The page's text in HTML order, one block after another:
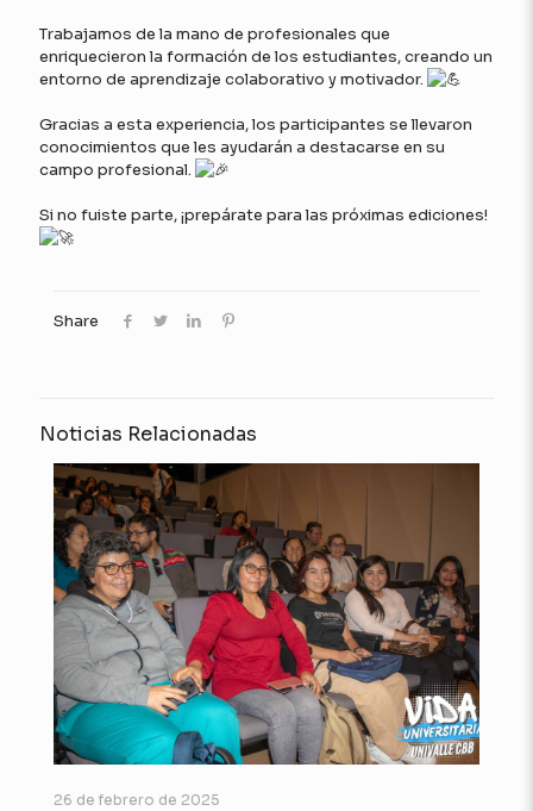
Trabajamos de la mano de profesionales que
enriquecieron la formación de los estudiantes, creando un
entorno de aprendizaje colaborativo y motivador.
Gracias a esta experiencia, los participantes se llevaron
conocimientos que les ayudarán a destacarse en su
campo profesional.
Si no fuiste parte, ¡prepárate para las próximas ediciones!
Share
Noticias Relacionadas
26 de febrero de 2025